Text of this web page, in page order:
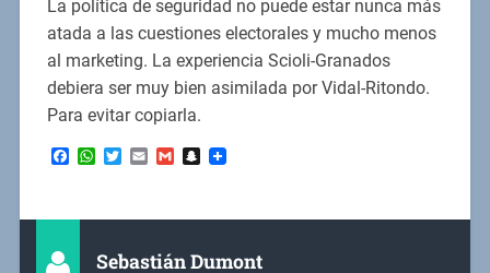
La política de seguridad no puede estar nunca más
atada a las cuestiones electorales y mucho menos
al marketing. La experiencia Scioli-Granados
debiera ser muy bien asimilada por Vidal-Ritondo.
Para evitar copiarla.
Facebook
WhatsApp
TwitterEmailGmailSnapchat
Sebastián Dumont